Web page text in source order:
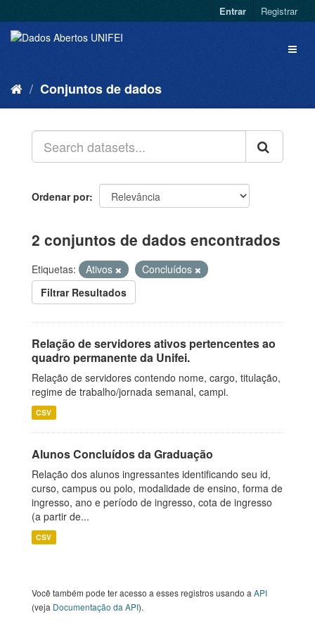
Entrar Registrar
Conjuntos de dados
Ordenar por
2 conjuntos de dados encontrados
Etiquetas: Ativos
Concluídos
Filtrar Resultados
Relação de servidores ativos pertencentes ao
quadro permanente da Unifei.
Relação de servidores contendo nome, cargo, titulação,
regime de trabalho/jornada semanal, campi.
CSV
Alunos Concluídos da Graduação
Relação dos alunos ingressantes identificando seu id,
curso, campus ou polo, modalidade de ensino, forma de
ingresso, ano e período de ingresso, cota de ingresso
(a partir de...
CSV
Você também pode ter acesso a esses registros usando a API
(veja Documentação da API).